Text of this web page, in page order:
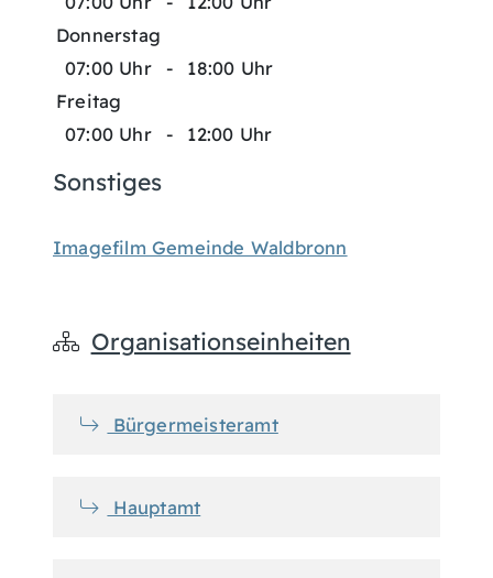
Donnerstag
07:00 Uhr
-
18:00 Uhr
Freitag
07:00 Uhr
- 12:00 Uhr
Sonstiges
Imagefilm Gemeinde Waldbronn
Organisationseinheiten
Bürgermeisteramt
Hauptamt